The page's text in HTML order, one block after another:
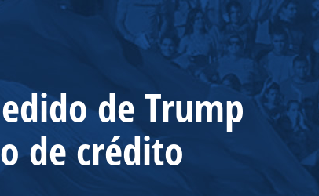
de Trump
de crédito